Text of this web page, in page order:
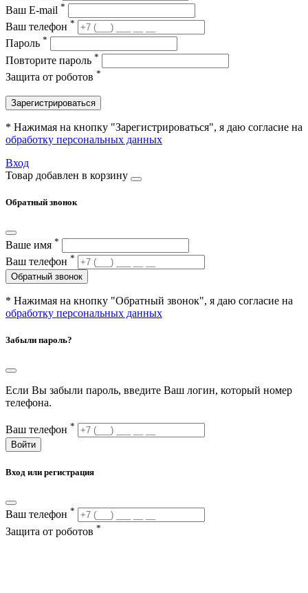
Ваш E-mail *
Ваш телефон *
Пароль *
Повторите пароль *
Защита от роботов *
Зарегистрироваться
* Нажимая на кнопку "Зарегистрироваться", я даю согласие на
обработку персональных данных
Вход
Товар добавлен в корзину
Обратный звонок
Ваше имя *
Ваш телефон *
Обратный звонок
* Нажимая на кнопку "Обратный звонок", я даю согласие на
обработку персональных данных
Забыли пароль?
Если Вы забыли пароль, введите Ваш логин, который номер
телефона.
Ваш телефон *
Войти
Вход или регистрация
Ваш телефон *
Защита от роботов *